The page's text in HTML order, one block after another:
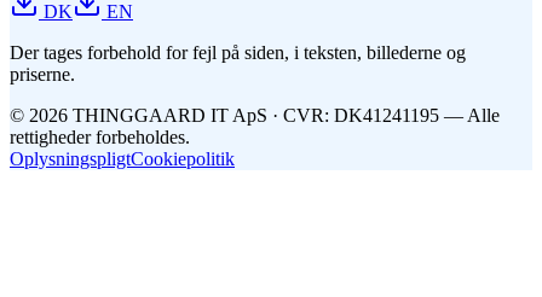
DK
EN
Der tages forbehold for fejl på siden, i teksten, billederne og
priserne.
© 2026 THINGGAARD IT ApS · CVR: DK41241195 — Alle
rettigheder forbeholdes.
OplysningspligtCookiepolitik